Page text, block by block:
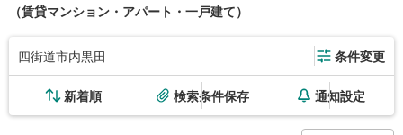
（賃貸マンション・アパート・一戸建て）
四街道市内黒田 条件変更
新着順 検索条件保存 通知設定